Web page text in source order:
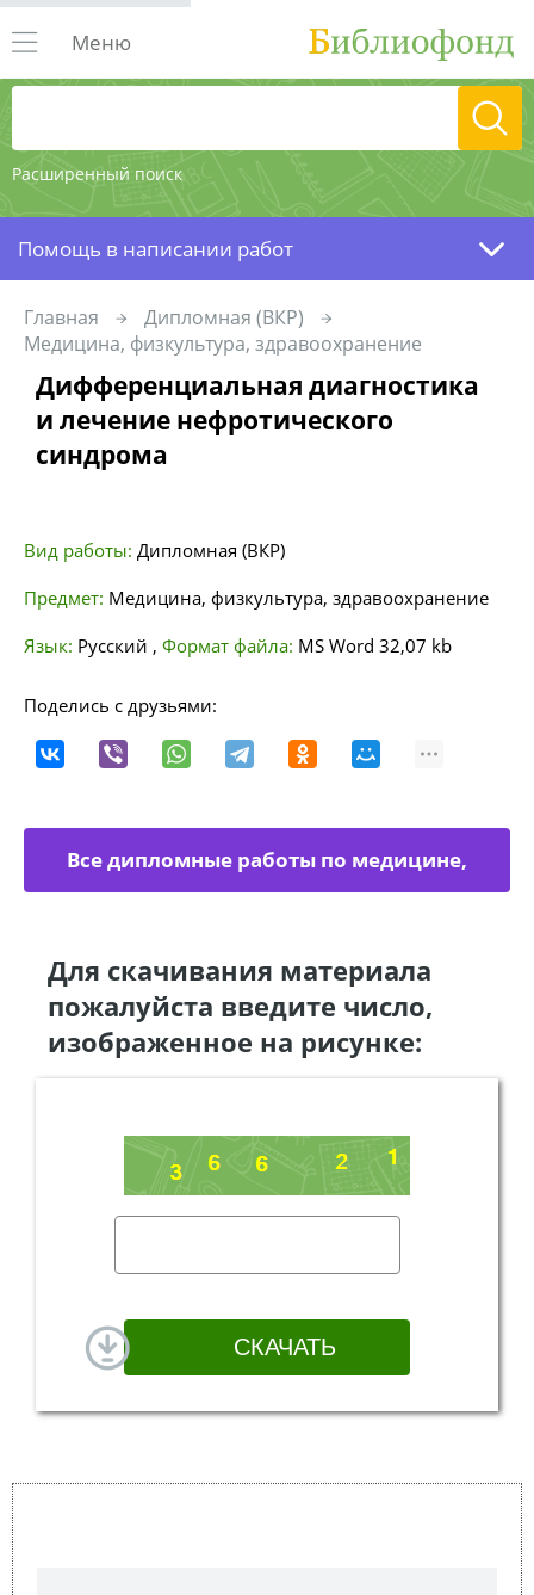
Расширенный поиск
Меню
Помощь в написании работ
Главная
Дипломная (ВКР)
Медицина, физкультура, здравоохранение
Дифференциальная диагностика
и лечение нефротического
синдрома
Вид работы: Дипломная (ВКР)
Предмет: Медицина, физкультура, здравоохранение
Язык: Русский , Формат файла: MS Word 32,07 kb
Поделись с друзьями:
Все дипломные работы по медицине,
Для скачивания материала
пожалуйста введите число,
изображенное на рисунке: